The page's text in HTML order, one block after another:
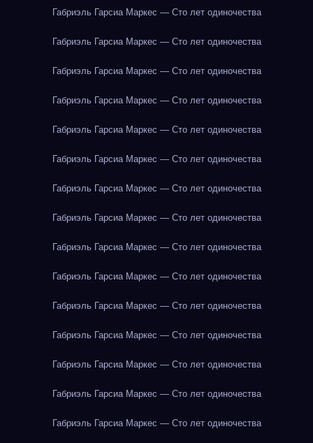
Габриэль Гарсиа Маркес — Сто лет одиночества
Габриэль Гарсиа Маркес — Сто лет одиночества
Габриэль Гарсиа Маркес — Сто лет одиночества
Габриэль Гарсиа Маркес — Сто лет одиночества
Габриэль Гарсиа Маркес — Сто лет одиночества
Габриэль Гарсиа Маркес — Сто лет одиночества
Габриэль Гарсиа Маркес — Сто лет одиночества
Габриэль Гарсиа Маркес — Сто лет одиночества
Габриэль Гарсиа Маркес — Сто лет одиночества
Габриэль Гарсиа Маркес — Сто лет одиночества
Габриэль Гарсиа Маркес — Сто лет одиночества
Габриэль Гарсиа Маркес — Сто лет одиночества
Габриэль Гарсиа Маркес — Сто лет одиночества
Габриэль Гарсиа Маркес — Сто лет одиночества
Габриэль Гарсиа Маркес — Сто лет одиночества